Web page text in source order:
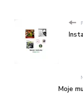
Moje